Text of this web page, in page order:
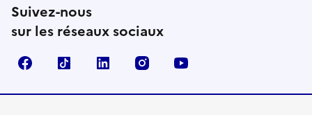
Suivez-nous
sur les réseaux sociaux
FacebookTikTok LinkedIn Instagram